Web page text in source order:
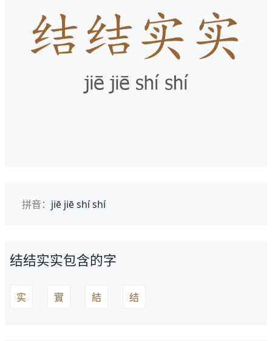
拼音： jiē jiē shí shí
结结实实包含的字
实 實 結 结